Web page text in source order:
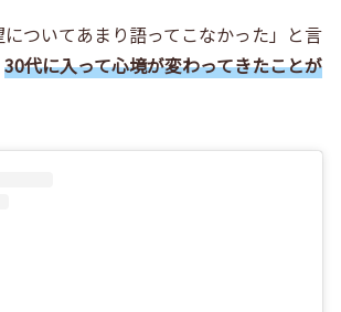
ついてあまり語ってこなかった」と言
30代に入って心境が変わってきたことが